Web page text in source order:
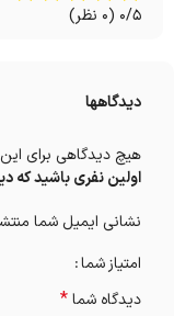
0/5 (0 نظر)
دیدگاهها
هیچ دیدگاهی برای
اولین نفری باشید که
نشانی ایمیل شما
امتیاز شما
دیدگاه شما*